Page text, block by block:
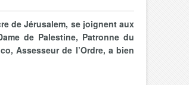
de Jérusalem, se joignent aux
de Palestine, Patronne du
Assesseur de l’Ordre, a bien